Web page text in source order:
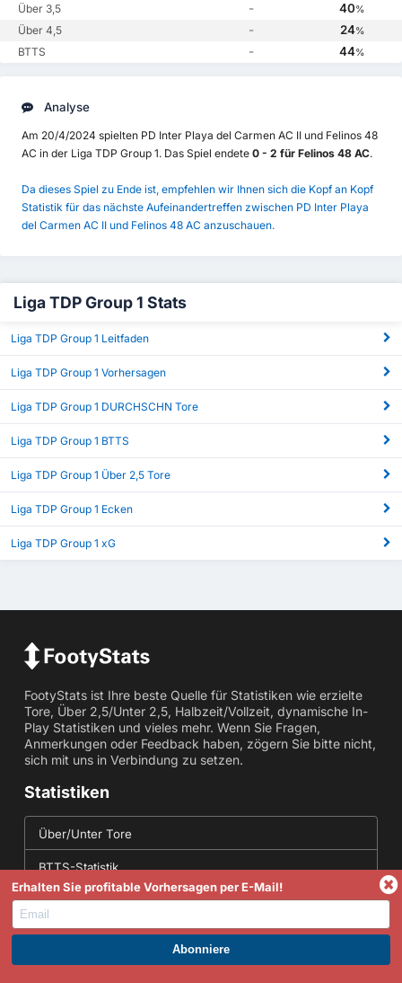
Über 3,5 - 40%
Über 4,5 - 24%
BTTS - 44%
Analyse
Am 20/4/2024 spielten PD Inter Playa del Carmen AC II und Felinos 48
AC in der Liga TDP Group 1. Das Spiel endete 0 - 2 für Felinos 48 AC.
Da dieses Spiel zu Ende ist, empfehlen wir Ihnen sich die Kopf an Kopf
Statistik für das nächste Aufeinandertreffen zwischen PD Inter Playa
del Carmen AC II und Felinos 48 AC anzuschauen.
Liga TDP Group 1 Stats
Liga TDP Group 1 Leitfaden
Liga TDP Group 1 Vorhersagen
Liga TDP Group 1 DURCHSCHN Tore
Liga TDP Group 1 BTTS
Liga TDP Group 1 Über 2,5 Tore
Liga TDP Group 1 Ecken
Liga TDP Group 1 xG
FootyStats ist Ihre beste Quelle für Statistiken wie erzielte
Tore, Über 2,5/Unter 2,5, Halbzeit/Vollzeit, dynamische In-
Play Statistiken und vieles mehr. Wenn Sie Fragen,
Anmerkungen oder Feedback haben, zögern Sie bitte nicht,
sich mit uns in Verbindung zu setzen.
Statistiken
Über/Unter Tore
BTTS-Statistik
Eckball-Statistik
Getroffen in beiden Spielhälften
Korrekte Ergebnisstatistiken
WERDEN SIE PREMIUM UND PROFITIEREN SIE JETZT.
Erhalten Sie profitable Vorhersagen per E-Mail!